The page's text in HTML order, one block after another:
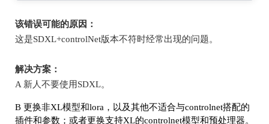
该错误可能的原因：
这是SDXL+controlNet版本不符时经常出现的问题。
解决方案：
A 新人不要使用SDXL。
B 更换非XL模型和lora ，以及其他不适合与controlnet搭配的
插件和参数；或者更换支持XL的controlnet模型和预处理器。